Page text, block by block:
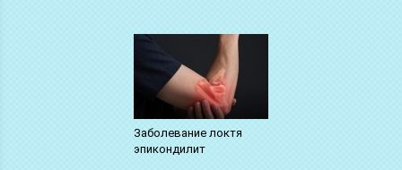
Заболевание локтя
эпикондилит